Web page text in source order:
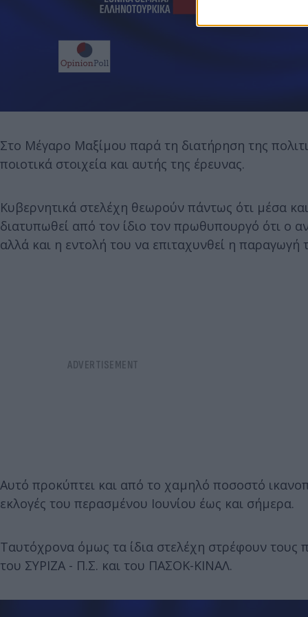
Στο Μέγαρο Μαξίμου παρά τη διατήρηση της
ποιοτικά στοιχεία και αυτής της έρευνας.
Κυβερνητικά στελέχη θεωρούν πάντως ότι μέσα
διατυπωθεί από τον ίδιο τον πρωθυπουργό ότι ο
αλλά και η εντολή του να επιταχυνθεί η
Αυτό προκύπτει και από το χαμηλό ποσοστό
εκλογές του περασμένου Ιουνίου έως και σήμερα.
Ταυτόχρονα όμως τα ίδια στελέχη στρέφουν τους
του ΣΥΡΙΖΑ - Π.Σ. και του ΠΑΣΟΚ-ΚΙΝΑΛ.